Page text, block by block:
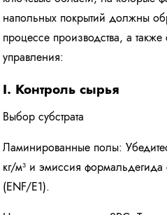
напольных покрытий должны
процессе производства, а также
управления:
I. Контроль сырья
Выбор субстрата
Ламинированные полы:
кг/м³ и эмиссия формальдегида
(ENF/E1).